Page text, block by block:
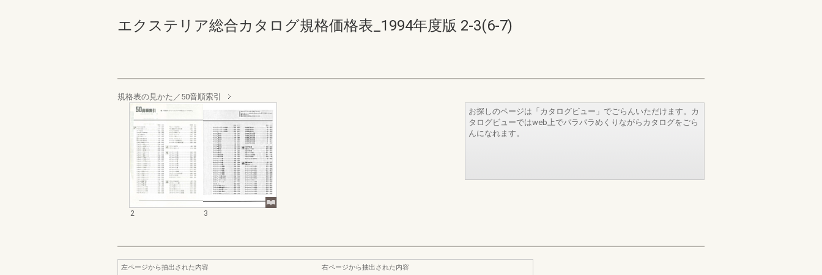
エクステリア総合カタログ規格価格表_1994年度版 2-3(6-7)
規格表の見かた／50音順索引
2 3
お探しのページは「カタログビュー」でごらんいただけます。カ
タログビューではweb上でパラパラめくりながらカタログをごら
んになれます。
左ページから抽出された内容
右ページから抽出された内容